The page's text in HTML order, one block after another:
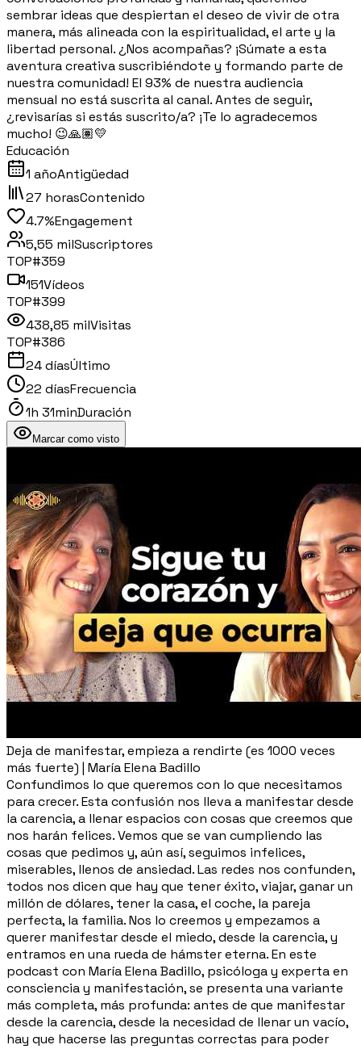
sembrar ideas que despiertan el deseo de vivir de otra
manera, más alineada con la espiritualidad, el arte y la
libertad personal. ¿Nos acompañas? ¡Súmate a esta
aventura creativa suscribiéndote y formando parte de
nuestra comunidad! El 93% de nuestra audiencia
mensual no está suscrita al canal. Antes de seguir,
¿revisarías si estás suscrito/a? ¡Te lo agradecemos
mucho! 😉🙏🏽💛
Educación
1 añoAntigüedad
27 horasContenido
4.7%Engagement
5,55 milSuscriptores
TOP#359
151Vídeos
TOP#399
438,85 milVisitas
TOP#386
24 díasÚltimo
22 díasFrecuencia
1h 31minDuración
Marcar como visto
Deja de manifestar, empieza a rendirte (es 1000 veces
más fuerte) | María Elena Badillo
Confundimos lo que queremos con lo que necesitamos
para crecer. Esta confusión nos lleva a manifestar desde
la carencia, a llenar espacios con cosas que creemos que
nos harán felices. Vemos que se van cumpliendo las
cosas que pedimos y, aún así, seguimos infelices,
miserables, llenos de ansiedad. Las redes nos confunden,
todos nos dicen que hay que tener éxito, viajar, ganar un
millón de dólares, tener la casa, el coche, la pareja
perfecta, la familia. Nos lo creemos y empezamos a
querer manifestar desde el miedo, desde la carencia, y
entramos en una rueda de hámster eterna. En este
podcast con María Elena Badillo, psicóloga y experta en
consciencia y manifestación, se presenta una variante
más completa, más profunda: antes de que manifestar
desde la carencia, desde la necesidad de llenar un vacío,
hay que hacerse las preguntas correctas para poder